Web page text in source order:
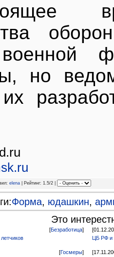
военной
но
их
elena | Рейтинг: 1.5/2 |
Форма, юдашкин,
Это
[Безработица]
ЦБ РФ
[Госмеры]